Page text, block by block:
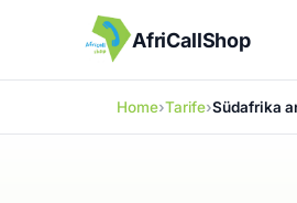
AfriCallShop
Home Tarife Südafrika